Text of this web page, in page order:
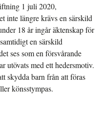
1 juli 2020,
inte längre krävs en särskild
18 år ingår äktenskap för
en särskild
ses som en försvårande
utövats med ett hedersmotiv.
skydda barn från att föras
könsstympas.